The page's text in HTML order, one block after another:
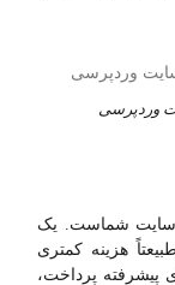
وردپرسی
سایت شماست. یک
هزینه کمتری
پیشرفته پرداخت،